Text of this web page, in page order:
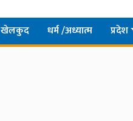
खेलकुद धर्म /अध्यात्म प्रदेश